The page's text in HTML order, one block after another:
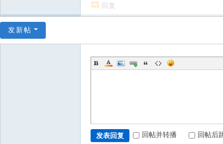
回复
发新帖
发表回复 回帖并转播 回帖后